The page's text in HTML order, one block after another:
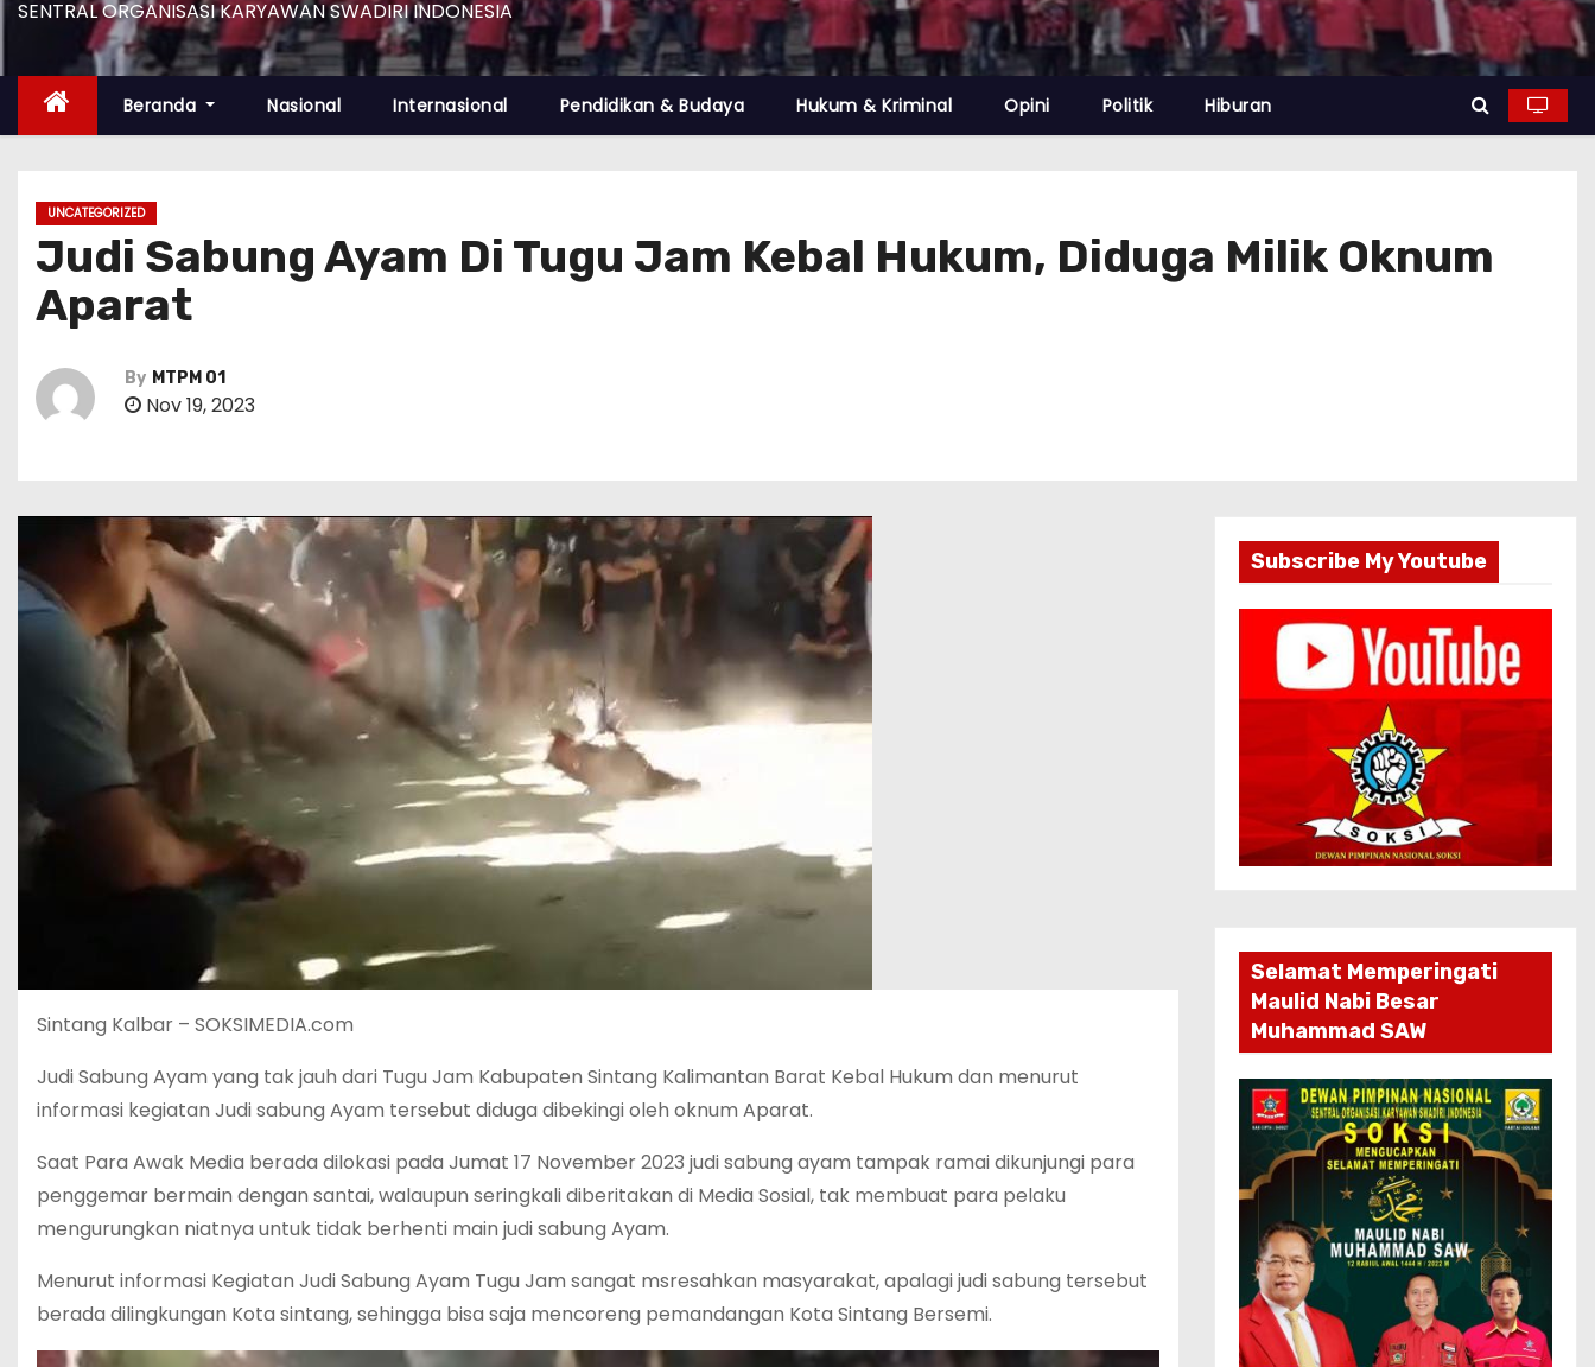
SENTRAL ORGANISASI KARYAWAN SWADIRI INDONESIA
Beranda Nasional Internasional Pendidikan & Budaya Hukum & Kriminal Opini Politik Hiburan
UNCATEGORIZED
Judi Sabung Ayam Di Tugu Jam Kebal Hukum, Diduga Milik Oknum
Aparat
By MTPM 01
Nov 19, 2023
Sintang Kalbar – SOKSIMEDIA.com
Judi Sabung Ayam yang tak jauh dari Tugu Jam Kabupaten Sintang Kalimantan Barat Kebal Hukum dan menurut
informasi kegiatan Judi sabung Ayam tersebut diduga dibekingi oleh oknum Aparat.
Saat Para Awak Media berada dilokasi pada Jumat 17 November 2023 judi sabung ayam tampak ramai dikunjungi para
penggemar bermain dengan santai, walaupun seringkali diberitakan di Media Sosial, tak membuat para pelaku
mengurungkan niatnya untuk tidak berhenti main judi sabung Ayam.
Menurut informasi Kegiatan Judi Sabung Ayam Tugu Jam sangat msresahkan masyarakat, apalagi judi sabung tersebut
berada dilingkungan Kota sintang, sehingga bisa saja mencoreng pemandangan Kota Sintang Bersemi.
Subscribe My Youtube
Selamat Memperingati
Maulid Nabi Besar
Muhammad SAW